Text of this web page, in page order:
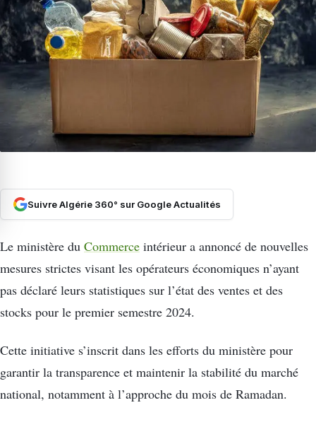
Suivre Algérie 360° sur Google Actualités
Le ministère du Commerce intérieur a annoncé de nouvelles
mesures strictes visant les opérateurs économiques n’ayant
pas déclaré leurs statistiques sur l’état des ventes et des
stocks pour le premier semestre 2024.
Cette initiative s’inscrit dans les efforts du ministère pour
garantir la transparence et maintenir la stabilité du marché
national, notamment à l’approche du mois de Ramadan.